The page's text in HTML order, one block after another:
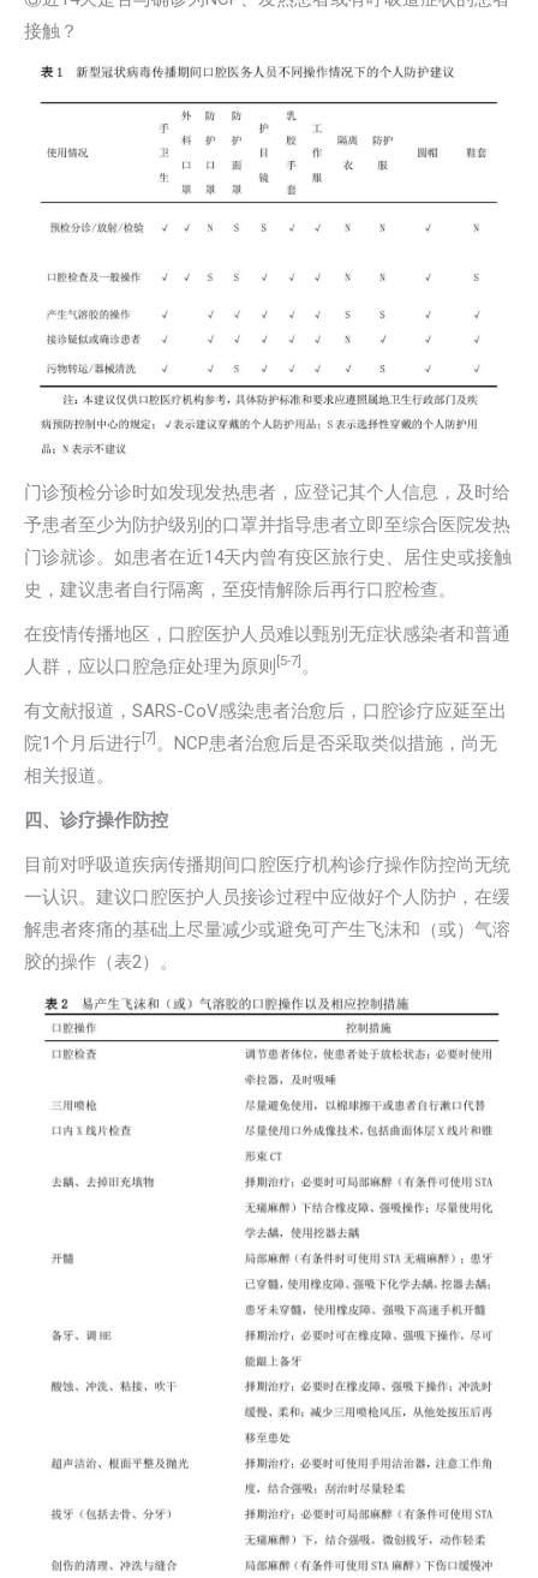
接触？
门诊预检分诊时如发现发热患者，应登记其个人信息，及时给
予患者至少为防护级别的口罩并指导患者立即至综合医院发热
门诊就诊。如患者在近14天内曾有疫区旅行史、居住史或接触
史，建议患者自行隔离，至疫情解除后再行口腔检查。
在疫情传播地区，口腔医护人员难以甄别无症状感染者和普通
人群，应以口腔急症处理为原则
[5-7] 。
有文献报道，SARS-CoV感染患者治愈后，口腔诊疗应延至出
院1个月后进行 [7] 。NCP患者治愈后是否采取类似措施，尚无
相关报道。
四、诊疗操作防控
目前对呼吸道疾病传播期间口腔医疗机构诊疗操作防控尚无统
一认识。建议口腔医护人员接诊过程中应做好个人防护，在缓
解患者疼痛的基础上尽量减少或避免可产生飞沫和（或）气溶
胶的操作（表2）。